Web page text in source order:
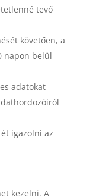
tevő
követően, a
napon belül
adatokat
igazolni az
kezelni. A